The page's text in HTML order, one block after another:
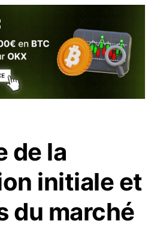
de la
initiale et
du marché